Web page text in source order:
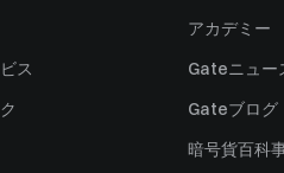
ス
アカデミー
Gateニュー
Gateブログ
暗号貨百科